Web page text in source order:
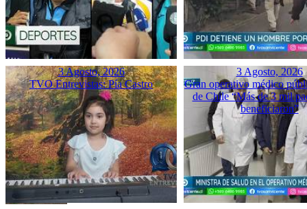
3 Agosto, 2026
TVO Entrevistas: Pía Castro
3 Agosto, 2026
Gran operativo médico
de Chile “Más de 3 mil
beneficiaron”